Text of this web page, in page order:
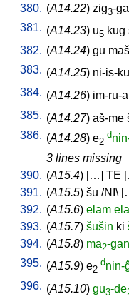
380. (A14.22) zig3-ga
381. (A14.23) u5 kug
382. (A14.24) gu maš
383. (A14.25) ni-is-ku
384. (A14.26) im-ru-a
385. (A14.27) aš-me
386. (A14.28) e2
d
3 lines missing
390. (A15.4) […] TE [
391. (A15.5) šu /NI \ [
392. (A15.6) elam
393. (A15.7) šušin ki
394. (A15.8) ma2-gan
395. (A15.9) e2
dnin-
396. (A15.10) gu3-de